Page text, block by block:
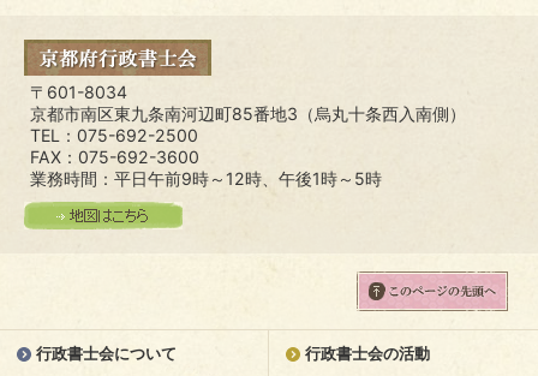
〒601-8034
京都市南区東九条南河辺町85番地3（烏丸十条西入南側）
TEL：075-692-2500
FAX：075-692-3600
業務時間：平日午前9時～12時、午後1時～5時
行政書士会について 行政書士会の活動